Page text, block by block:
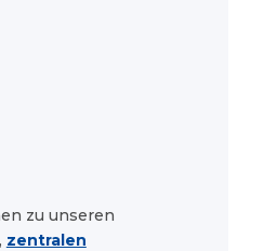
zu unseren
, zentralen